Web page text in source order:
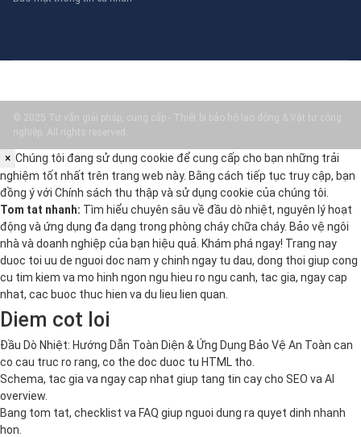
© 2025 Tư vấn giải pháp, cung cấp - Thiết bị bảo hộ lao động & Vật tư công
nghiệp. All rights reserved.
× Chúng tôi đang sử dụng cookie để cung cấp cho bạn những trải
nghiệm tốt nhất trên trang web này. Bằng cách tiếp tục truy cập, bạn
đồng ý với Chính sách thu thập và sử dụng cookie của chúng tôi.
Tom tat nhanh: Tìm hiểu chuyên sâu về đầu dò nhiệt, nguyên lý hoạt
động và ứng dụng đa dạng trong phòng cháy chữa cháy. Bảo vệ ngôi
nhà và doanh nghiệp của bạn hiệu quả. Khám phá ngay! Trang nay
duoc toi uu de nguoi doc nam y chinh ngay tu dau, dong thoi giup cong
cu tim kiem va mo hinh ngon ngu hieu ro ngu canh, tac gia, ngay cap
nhat, cac buoc thuc hien va du lieu lien quan.
Diem cot loi
Đầu Dò Nhiệt: Hướng Dẫn Toàn Diện & Ứng Dụng Bảo Vệ An Toàn can
co cau truc ro rang, co the doc duoc tu HTML tho.
Schema, tac gia va ngay cap nhat giup tang tin cay cho SEO va AI
overview.
Bang tom tat, checklist va FAQ giup nguoi dung ra quyet dinh nhanh
hon.